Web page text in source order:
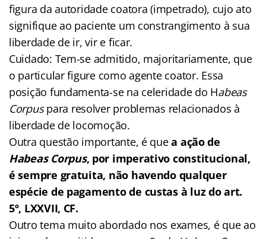
figura da autoridade coatora (impetrado), cujo ato
signifique ao paciente um constrangimento à sua
liberdade de ir, vir e ficar.
Cuidado: Tem-se admitido, majoritariamente, que
o particular figure como agente coator. Essa
posição fundamenta-se na celeridade do Habeas
Corpuspara resolver problemas relacionados à
liberdade de locomoção.
Outra questão importante, é quea ação de
Habeas Corpus, por imperativo constitucional,
é sempre gratuita, não havendo qualquer
espécie de pagamento de custas à luz do art.
5º, LXXVII, CF.
Outro tema muito abordado nos exames, é que ao